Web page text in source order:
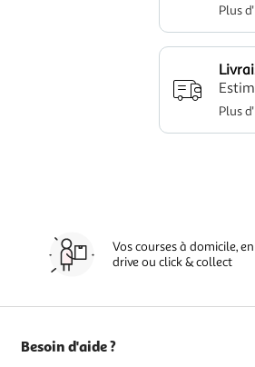
Plus
Plus
Vos courses à domicile, en
drive ou click & collect
Besoin d'aide ?